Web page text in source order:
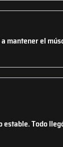
mantener el
Todo